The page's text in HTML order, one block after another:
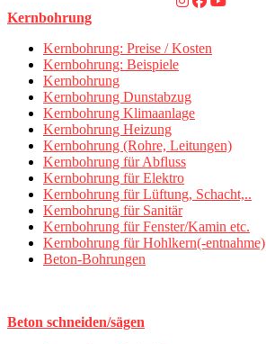
Kernbohrung
Kernbohrung: Preise / Kosten
Kernbohrung: Beispiele
Kernbohrung
Kernbohrung Dunstabzug
Kernbohrung Klimaanlage
Kernbohrung Heizung
Kernbohrung (Rohre, Leitungen)
Kernbohrung für Abfluss
Kernbohrung für Elektro
Kernbohrung für Lüftung, Schacht,..
Kernbohrung für Sanitär
Kernbohrung für Fenster/Kamin etc.
Kernbohrung für Hohlkern(-entnahme)
Beton-Bohrungen
Beton schneiden/sägen